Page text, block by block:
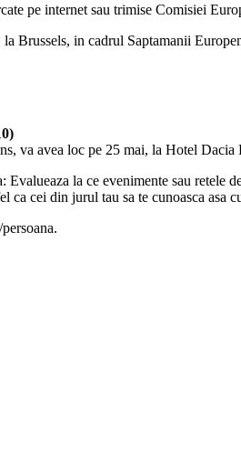
pe internet sau trimise Comisiei
Brussels, in cadrul Saptamanii
va avea loc pe 25 mai, la Hotel Dacia
Evalueaza la ce evenimente sau
ca cei din jurul tau sa te cunoasca